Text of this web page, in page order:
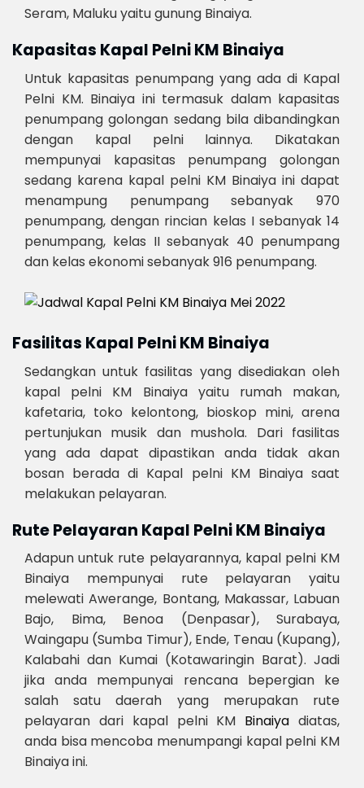
Seram, Maluku yaitu gunung Binaiya.
Kapasitas Kapal Pelni KM Binaiya
Untuk kapasitas penumpang yang ada di Kapal
Pelni KM. Binaiya ini termasuk dalam kapasitas
penumpang golongan sedang bila dibandingkan
dengan kapal pelni lainnya. Dikatakan
mempunyai kapasitas penumpang golongan
sedang karena kapal pelni KM Binaiya ini dapat
menampung penumpang sebanyak 970
penumpang, dengan rincian kelas I sebanyak 14
penumpang, kelas II sebanyak 40 penumpang
dan kelas ekonomi sebanyak 916 penumpang.
Fasilitas Kapal Pelni KM Binaiya
Sedangkan untuk fasilitas yang disediakan oleh
kapal pelni KM Binaiya yaitu rumah makan,
kafetaria, toko kelontong, bioskop mini, arena
pertunjukan musik dan mushola. Dari fasilitas
yang ada dapat dipastikan anda tidak akan
bosan berada di Kapal pelni KM Binaiya saat
melakukan pelayaran.
Rute Pelayaran Kapal Pelni KM Binaiya
Adapun untuk rute pelayarannya, kapal pelni KM
Binaiya mempunyai rute pelayaran yaitu
melewati Awerange, Bontang, Makassar, Labuan
Bajo, Bima, Benoa (Denpasar), Surabaya,
Waingapu (Sumba Timur), Ende, Tenau (Kupang),
Kalabahi dan Kumai (Kotawaringin Barat). Jadi
jika anda mempunyai rencana bepergian ke
salah satu daerah yang merupakan rute
pelayaran dari kapal pelni KM Binaiya diatas,
anda bisa mencoba menumpangi kapal pelni KM
Binaiya ini.